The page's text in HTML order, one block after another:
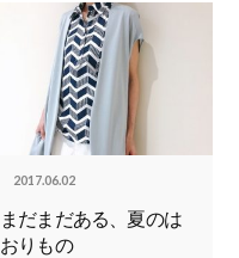
2017.06.02
まだまだある、夏のは
おりもの